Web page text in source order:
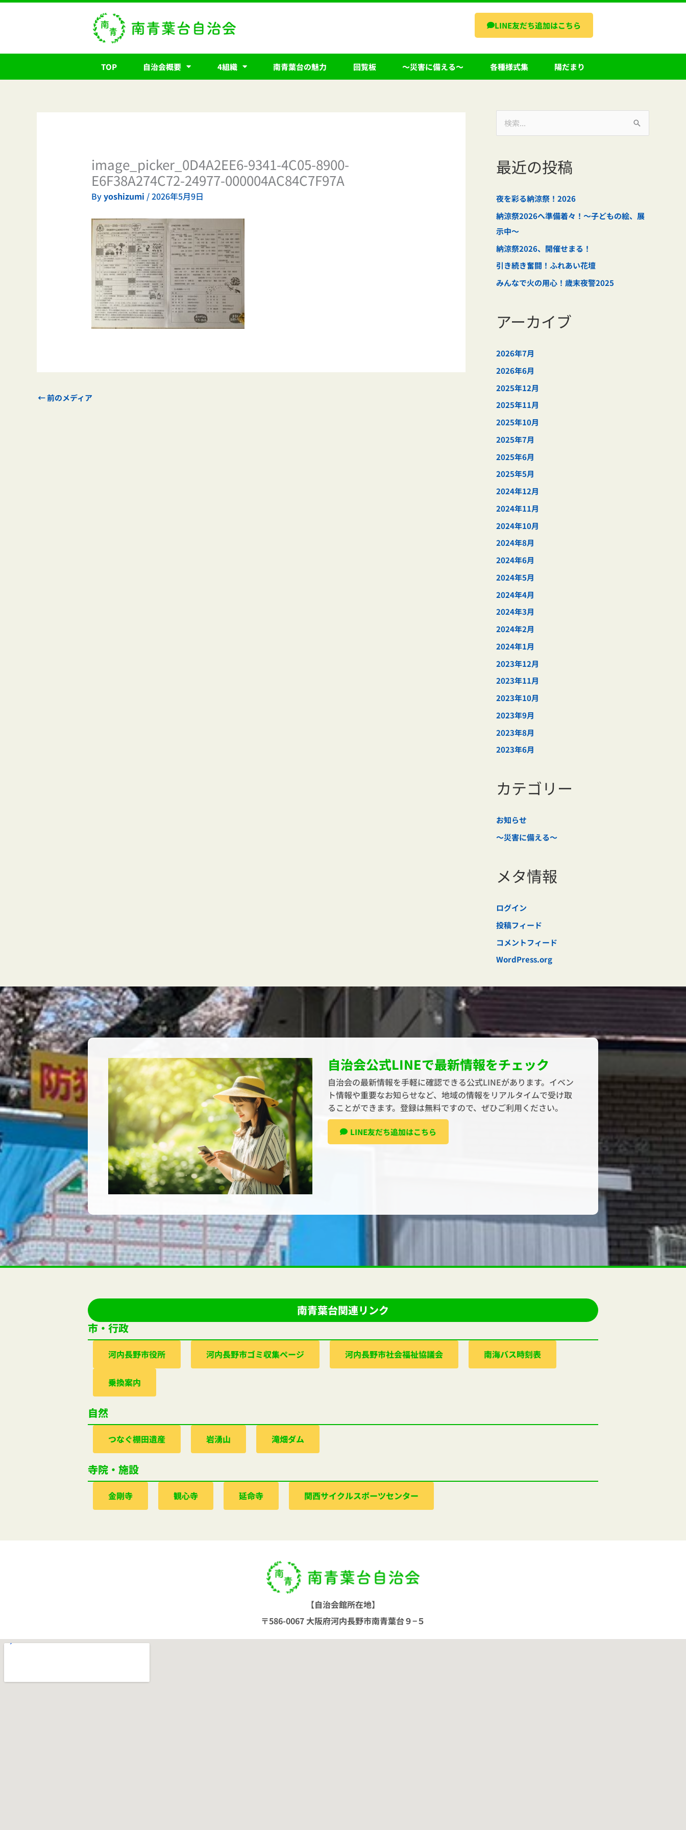
内
キ
プ
LINE友だち追加はこちら
TOP 自治会概要 4組織 南青葉台の魅力 回覧板 ～災害に備える～ 各種様式集 陽だまり
image_picker_0D4A2EE6-9341-4C05-8900-
E6F38A274C72-24977-000004AC84C7F97A
Byyoshizumi /2026年5月9日
←前のメディア
象
最近の投稿
夜を彩る納涼祭！2026
納涼祭2026へ準備着々！～子どもの絵、展
示中～
納涼祭2026、開催せまる！
引き続き奮闘！ふれあい花壇
みんなで火の用心！歳末夜警2025
アーカイブ
2026年7月
2026年6月
2025年12月
2025年11月
2025年10月
2025年7月
2025年6月
2025年5月
2024年12月
2024年11月
2024年10月
2024年8月
2024年6月
2024年5月
2024年4月
2024年3月
2024年2月
2024年1月
2023年12月
2023年11月
2023年10月
2023年9月
2023年8月
2023年6月
カテゴリー
お知らせ
～災害に備える～
メタ情報
ログイン
投稿フィード
コメントフィード
WordPress.org
自治会公式LINEで最新情報をチェック
自治会の最新情報を手軽に確認できる公式LINEがあります。イベン
ト情報や重要なお知らせなど、地域の情報をリアルタイムで受け取
ることができます。登録は無料ですので、ぜひご利用ください。
LINE友だち追加はこちら
南青葉台関連リンク
市・行政
河内⻑野市役所 河内⻑野市ゴミ収集ぺージ 河内⻑野市社会福祉協議会 南海バス時刻表
乗換案内
自然
つなぐ棚田遺産 岩湧山 滝畑ダム
寺院・施設
金剛寺 観心寺 延命寺 関西サイクルスポーツセンター
【自治会館所在地】
〒586-0067 大阪府河内長野市南青葉台９−５